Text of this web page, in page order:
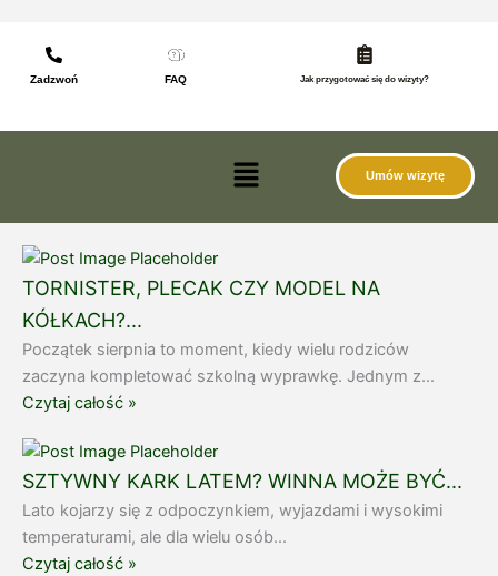
Zadzwoń FAQ Jak przygotować się do wizyty?
Menu Umów wizytę
TORNISTER, PLECAK CZY MODEL NA
KÓŁKACH?...
Początek sierpnia to moment, kiedy wielu rodziców
zaczyna kompletować szkolną wyprawkę. Jednym z...
Czytaj całość »
SZTYWNY KARK LATEM? WINNA MOŻE BYĆ...
Lato kojarzy się z odpoczynkiem, wyjazdami i wysokimi
temperaturami, ale dla wielu osób...
Czytaj całość »